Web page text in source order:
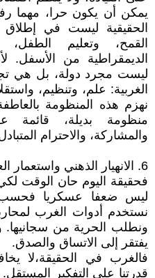
يمكن أن يكون حرا، مهما
الحقيقية ليست في
القمح، وتعليم الطفل،
الديمقراطية من الأسفل.
ليست مجرد دولة، بل هي
الغربية: علم، وتنظيم،
نهزم هذه المنظومة
منظومة بديلة، قائمة
والمشاركة، والاحترام
6. الانهيار الذهني واستعمار العقول
فحقيقة اليوم حان الوقت
ليس ضعفا عسكريا فحسب،
نستخدم أدوات الغرب
ونطلب الحرية من سجانيها.
يفتقر إلى الاتساق والصدق.
فالغرب في الحقيقة،لا
قدرتنا على التفكير